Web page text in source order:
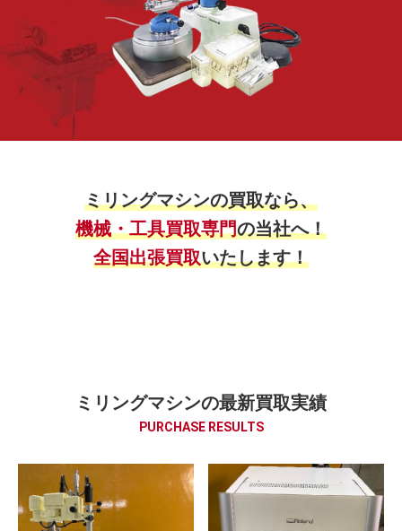
ミリングマシンの買取なら、
機械・工具買取専門の当社へ！
全国出張買取いたします！
ミリングマシンの最新買取実績
PURCHASE RESULTS